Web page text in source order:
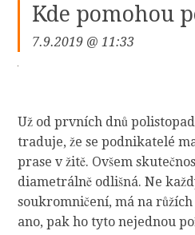
Kde pomohou
7.9.2019 @ 11:33
Už od prvních dnů
traduje, že se podnikatelé
prase v žitě. Ovšem
diametrálně odlišná. Ne
soukromničení, má na
ano, pak ho tyto nejednou